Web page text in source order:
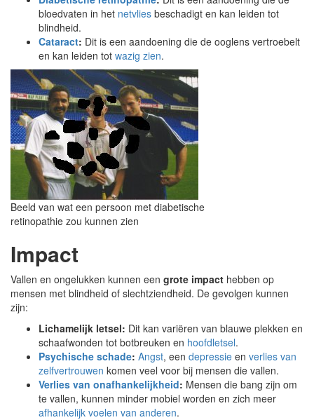
bloedvaten in het netvlies beschadigt en kan leiden tot
blindheid.
Cataract: Dit is een aandoening die de ooglens vertroebelt
en kan leiden tot wazig zien.
Beeld van wat een persoon met diabetische
retinopathie zou kunnen zien
Impact
Vallen en ongelukken kunnen een grote impact hebben op
mensen met blindheid of slechtziendheid. De gevolgen kunnen
zijn:
Lichamelijk letsel: Dit kan variëren van blauwe plekken en
schaafwonden tot botbreuken en hoofdletsel.
Psychische schade: Angst, een depressie en verlies van
zelfvertrouwen komen veel voor bij mensen die vallen.
Verlies van onafhankelijkheid: Mensen die bang zijn om
te vallen, kunnen minder mobiel worden en zich meer
afhankelijk voelen van anderen.